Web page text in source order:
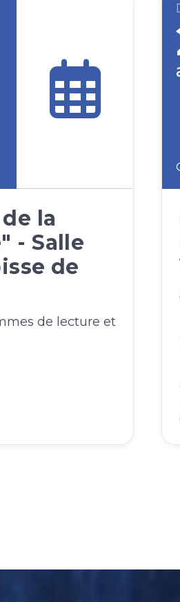
la
- Salle
de
de lecture et